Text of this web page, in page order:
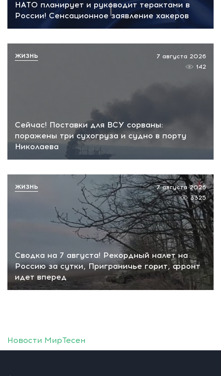
НАТО планирует и руководит терактами в
России! Сенсационное заявление хакеров
Сейчас! Поставки для ВСУ сорваны:
поражены три сухогруза и судно в порту
Николаева
7 августа 2026
142
ЖИЗНЬ
Сводка на 7 августа! Рекордный налет на
Россию за сутки, Приграничье горит, фронт
идет вперед
7 августа 2026
3325
ЖИЗНЬ
Новости МирТесен